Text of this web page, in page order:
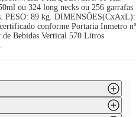
ou 324 long necks ou 256 garrafas
PESO: 89 kg. DIMENSÕES(CxAxL):
conforme Portaria Inmetro nº
Bebidas Vertical 570 Litros